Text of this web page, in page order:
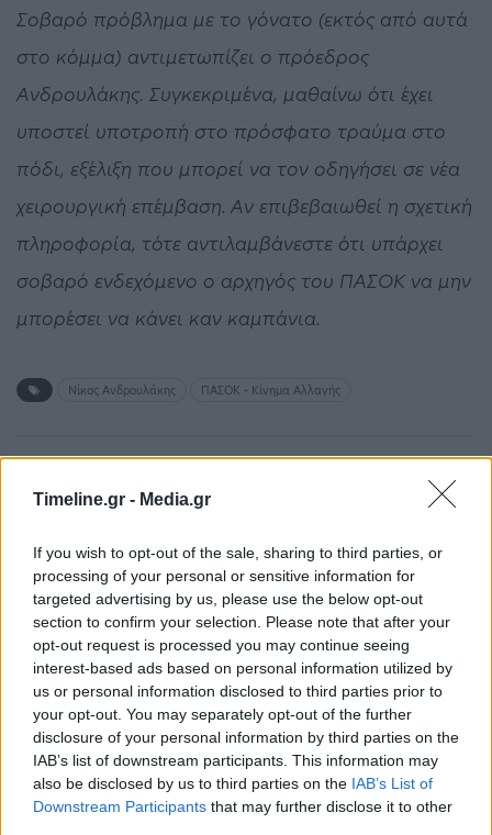
Timeline.gr - Media.gr
If you wish to opt-out of the sale, sharing to third parties, or
processing of your personal or sensitive information for
targeted advertising by us, please use the below opt-out
section to confirm your selection. Please note that after your
opt-out request is processed you may continue seeing
interest-based ads based on personal information utilized by
us or personal information disclosed to third parties prior to
your opt-out. You may separately opt-out of the further
disclosure of your personal information by third parties on the
IAB’s list of downstream participants. This information may
also be disclosed by us to third parties on the IAB’s List of
Downstream Participants that may further disclose it to other
Σοβαρό πρόβλημα με το γόνατο (εκτός από αυτά
στο κόμμα) αντιμετωπίζει ο πρόεδρος
Ανδρουλάκης. Συγκεκριμένα, μαθαίνω ότι έχει
υποστεί υποτροπή στο πρόσφατο τραύμα στο
πόδι, εξέλιξη που μπορεί να τον οδηγήσει σε νέα
χειρουργική επέμβαση. Αν επιβεβαιωθεί η σχετική
πληροφορία, τότε αντιλαμβάνεστε ότι υπάρχει
σοβαρό ενδεχόμενο ο αρχηγός του ΠΑΣΟΚ να μην
μπορέσει να κάνει καν καμπάνια.
Νίκος Ανδρουλάκης ΠΑΣΟΚ - Κίνημα Αλλαγής
Ηράκλειο: Έγκυος
του νοσοκομείου
ΕΠΌΜΕΝΟ ΆΡΘΡΟ
Τσιτσιπάς: Θέλω να
Open και να χτίσω ένα
σχολείο στη Βικτώρια
(Βίντεο)
Μπορεί επίσης να σε ενδιαφέρει
ΠΑΡΑΠΟΛΙΤΙΚΆ SHOWBIZ